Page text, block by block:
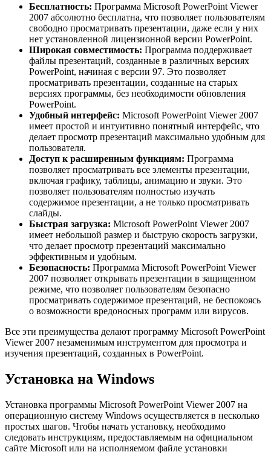
Бесплатность: Программа Microsoft PowerPoint Viewer
2007 абсолютно бесплатна, что позволяет пользователям
свободно просматривать презентации, даже если у них
нет установленной лицензионной версии PowerPoint.
Широкая совместимость: Программа поддерживает
файлы презентаций, созданные в различных версиях
PowerPoint, начиная с версии 97. Это позволяет
просматривать презентации, созданные на старых
версиях программы, без необходимости обновления
PowerPoint.
Удобный интерфейс: Microsoft PowerPoint Viewer 2007
имеет простой и интуитивно понятный интерфейс, что
делает просмотр презентаций максимально удобным для
пользователя.
Доступ к расширенным функциям: Программа
позволяет просматривать все элементы презентации,
включая графику, таблицы, анимацию и звуки. Это
позволяет пользователям полностью изучать
содержимое презентации, а не только просматривать
слайды.
Быстрая загрузка: Microsoft PowerPoint Viewer 2007
имеет небольшой размер и быструю скорость загрузки,
что делает просмотр презентаций максимально
эффективным и удобным.
Безопасность: Программа Microsoft PowerPoint Viewer
2007 позволяет открывать презентации в защищенном
режиме, что позволяет пользователям безопасно
просматривать содержимое презентаций, не беспокоясь
о возможности вредоносных программ или вирусов.
Все эти преимущества делают программу Microsoft PowerPoint
Viewer 2007 незаменимым инструментом для просмотра и
изучения презентаций, созданных в PowerPoint.
Установка на Windows
Установка программы Microsoft PowerPoint Viewer 2007 на
операционную систему Windows осуществляется в несколько
простых шагов. Чтобы начать установку, необходимо
следовать инструкциям, предоставляемым на официальном
сайте Microsoft или на исполняемом файле установки